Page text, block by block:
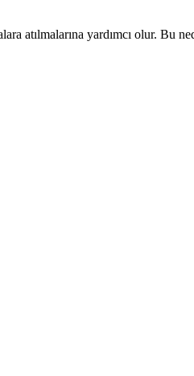
atılmalarına yardımcı olur. Bu